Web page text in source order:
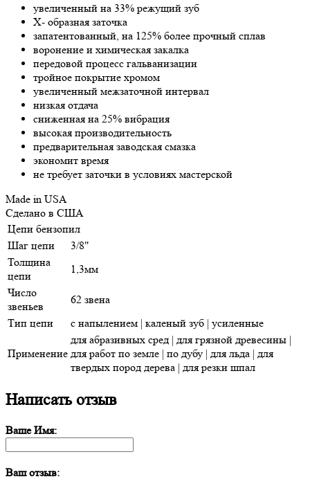
увеличенный на 33% режущий зуб
Х- образная заточка
запатентованный, на 125% более прочный сплав
воронение и химическая закалка
передовой процесс гальванизации
тройное покрытие хромом
увеличенный межзаточной интервал
низкая отдача
сниженная на 25% вибрация
высокая производительность
предварительная заводская смазка
экономит время
не требует заточки в условиях мастерской
Made in USA
Сделано в США
Цепи бензопил
Шаг цепи
3/8"
Толщина
цепи
1,3мм
Число
звеньев
62 звена
Тип цепи
с напылением | каленый зуб | усиленные
Применение
для абразивных сред | для грязной древесины |
для работ по земле | по дубу | для льда | для
твердых пород дерева | для резки шпал
Написать отзыв
Ваше Имя:
Ваш отзыв: